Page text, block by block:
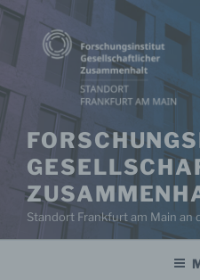
Zum
Inhalt
springen
Standort Frankfurt am Main